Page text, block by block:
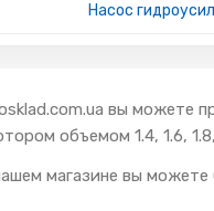
Насос
вы можете
объемом 1.4, 1.6,
магазине вы